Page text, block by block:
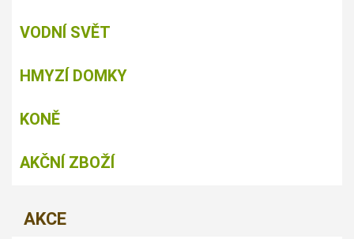
VODNÍ SVĚT
HMYZÍ DOMKY
KONĚ
AKČNÍ ZBOŽÍ
AKCE